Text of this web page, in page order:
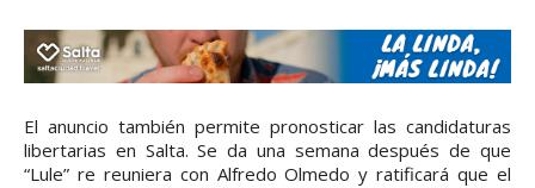
El anuncio también permite pronosticar las candidaturas
libertarias en Salta. Se da una semana después de que
“Lule” re reuniera con Alfredo Olmedo y ratificará que el